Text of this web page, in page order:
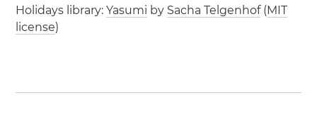
Holidays library:Yasumi by Sacha Telgenhof(MIT
license)